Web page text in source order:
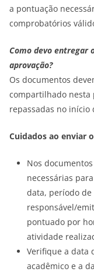
a pontuação
comprobatórios
Como devo entregar
aprovação?
Os documentos
compartilhado nesta
repassadas no início
Cuidados ao enviar
Nos
necessárias
data, período
responsável/
pontuado por
atividade
Verifique a data
acadêmico e a